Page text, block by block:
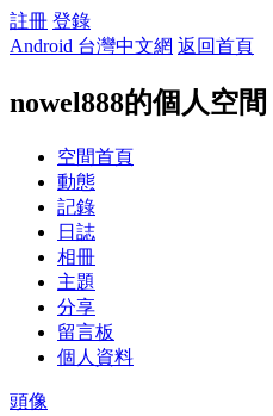
註冊 登錄
Android 台灣中文網 返回首頁
nowel888的個人空間
空間首頁
動態
記錄
日誌
相冊
主題
分享
留言板
個人資料
頭像